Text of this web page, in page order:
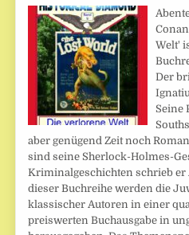
Welt'
Der
Seine
aber genügend Zeit noch
sind seine Sherlock-Holmes-
Kriminalgeschichten schrieb er
dieser Buchreihe werden die
klassischer Autoren in einer
preiswerten Buchausgabe in